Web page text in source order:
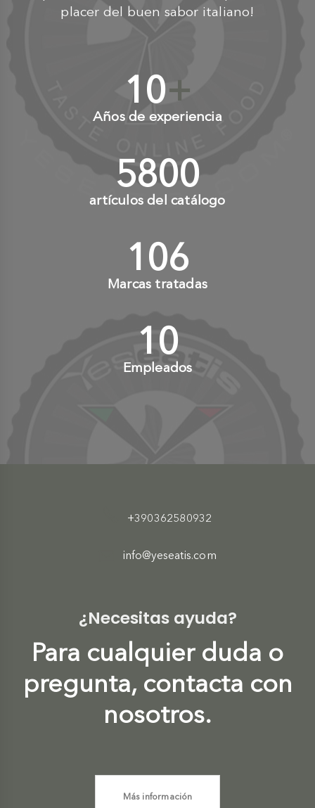
placer del buen sabor italiano!
10+
Años de experiencia
6000+
artículos del catálogo
110+
Marcas tratadas
10+
Empleados
+390362580932
info@yeseatis.com
¿Necesitas ayuda?
Para cualquier duda o
pregunta, contacta con
nosotros.
Más información